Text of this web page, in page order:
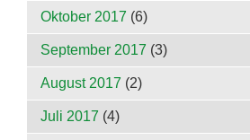
Oktober 2017 (6)
September 2017 (3)
August 2017 (2)
Juli 2017 (4)